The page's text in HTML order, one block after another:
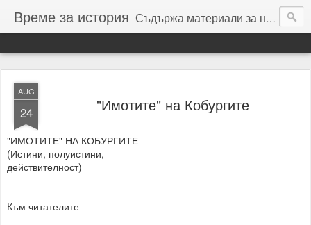
Време за история Съдържа материали за най-новата история на България, както и мои мисли, преживявания и мечти.
AUG
24 "Имотите" на Кобургите
"ИМОТИТЕ" НА КОБУРГИТЕ
(Истини, полуистини,
действителност)
Към читателите